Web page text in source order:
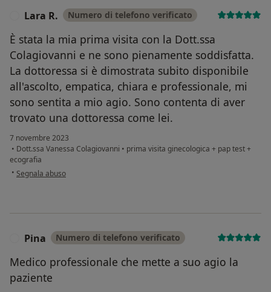
Lara R. Numero di telefono verificato
È stata la mia prima visita con la Dott.ssa
Colagiovanni e ne sono pienamente soddisfatta.
La dottoressa si è dimostrata subito disponibile
all'ascolto, empatica, chiara e professionale, mi
sono sentita a mio agio. Sono contenta di aver
trovato una dottoressa come lei.
7 novembre 2023
• Dott.ssa Vanessa Colagiovanni • prima visita ginecologica + pap test +
ecografia
• secondo l'opinione dell'utente Lara R.
Segnala abuso
Pina Numero di telefono verificato
Medico professionale che mette a suo agio la
paziente